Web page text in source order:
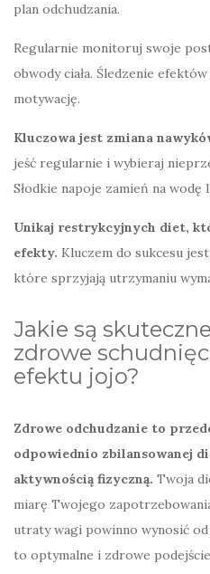
plan odchudzania.
Regularnie monitoruj swoje
obwody ciała. Śledzenie
motywację.
Kluczowa jest zmiana
jeść regularnie i wybieraj
Słodkie napoje zamień na
Unikaj restrykcyjnych diet,
efekty. Kluczem do sukcesu
które sprzyjają utrzymaniu
Jakie są
zdrowe
efektu jojo?
Zdrowe odchudzanie to
odpowiednio zbilansowanej
aktywnością fizyczną. Twoja
miarę Twojego
utraty wagi powinno wynosić od
to optymalne i zdrowe